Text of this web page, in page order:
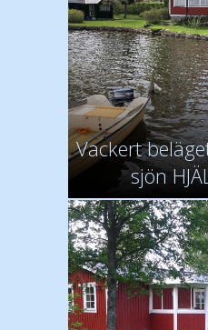
Vackert
sjön